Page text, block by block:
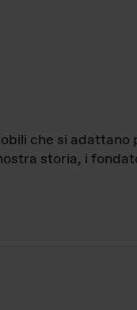
che si
storia, i